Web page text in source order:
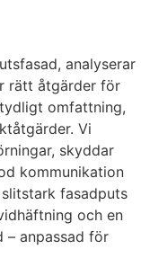
analyserar
rätt åtgärder för
omfattning,
Vi
skyddar
kommunikation
fasadputs
och en
– anpassad för